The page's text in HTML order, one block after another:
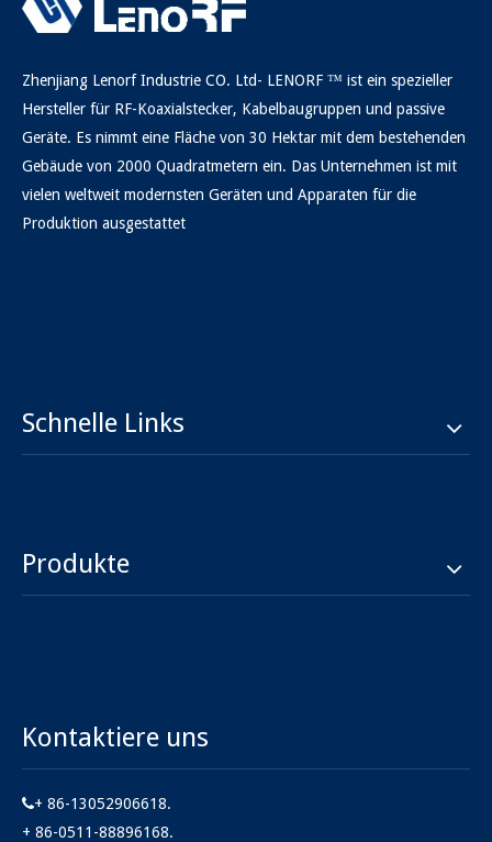
Zhenjiang Lenorf Industrie CO. Ltd- LENORF ™ ist ein spezieller
Hersteller für RF-Koaxialstecker, Kabelbaugruppen und passive
Geräte. Es nimmt eine Fläche von 30 Hektar mit dem bestehenden
Gebäude von 2000 Quadratmetern ein. Das Unternehmen ist mit
vielen weltweit modernsten Geräten und Apparaten für die
Produktion ausgestattet
Schnelle Links
Produkte
Kontaktiere uns
+ 86-13052906618.
+ 86-0511-88896168.